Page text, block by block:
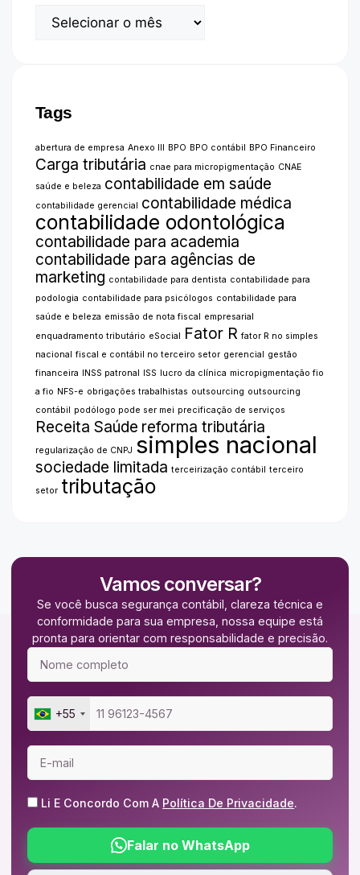
Tags
abertura de empresa Anexo III BPO BPO contábil BPO Financeiro
Carga tributária cnae para micropigmentação CNAE
saúde e beleza contabilidade em saúde
contabilidade gerencial contabilidade médica
contabilidade odontológica
contabilidade para academia
contabilidade para agências de
marketing contabilidade para dentista contabilidade para
podologia contabilidade para psicólogos contabilidade para
saúde e beleza emissão de nota fiscal
empresarial
enquadramento tributário eSocial Fator R fator R no simples
nacional fiscal e contábil no terceiro setor gerencial
gestão
financeira
INSS patronal ISS lucro da clínica micropigmentação fio
a fio NFS-e obrigações trabalhistas outsourcing outsourcing
contábil
podólogo pode ser mei precificação de serviços
Receita Saúde reforma tributária
regularização de CNPJ simples nacional
sociedade limitada terceirização contábil
terceiro
setor tributação
Vamos conversar?
Se você busca segurança contábil, clareza técnica e
conformidade para sua empresa, nossa equipe está
pronta para orientar com responsabilidade e precisão.
+55
Li E Concordo Com A Política De Privacidade.
Falar no WhatsApp